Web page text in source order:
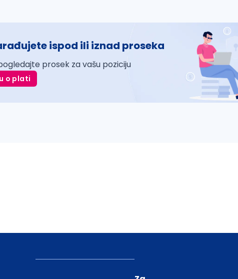
ispod ili iznad proseka
prosek za vašu poziciju
o plati